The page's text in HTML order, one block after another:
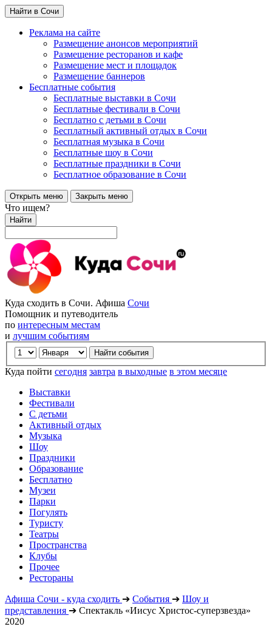
Найти в Сочи
Реклама на сайте
Размещение анонсов мероприятий
Размещение ресторанов и кафе
Размещение мест и площадок
Размещение баннеров
Бесплатные события
Бесплатные выставки в Сочи
Бесплатные фестивали в Сочи
Бесплатно с детьми в Сочи
Бесплатный активный отдых в Сочи
Бесплатная музыка в Сочи
Бесплатные шоу в Сочи
Бесплатные праздники в Сочи
Бесплатное образование в Сочи
Открыть меню Закрыть меню
Что ищем?
Найти
Куда сходить в Сочи. Афиша Сочи
Помощник и путеводитель
по интересным местам
и лучшим событиям
Куда пойти сегодня завтра в выходные в этом месяце
Выставки
Фестивали
С детьми
Активный отдых
Музыка
Шоу
Праздники
Образование
Бесплатно
Музеи
Парки
Погулять
Туристу
Театры
Пространства
Клубы
Прочее
Рестораны
Афиша Сочи - куда сходить ➔ События ➔ Шоу и
представления ➔ Спектакль «Иисус Христос-суперзвезда»
2020